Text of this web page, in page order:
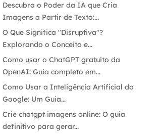
Descubra o Poder da IA que Cria
Imagens a Partir de Texto:...
O Que Significa "Disruptiva"?
Explorando o Conceito e...
Como usar o ChatGPT gratuito da
OpenAI: Guia completo em...
Como Usar a Inteligência Artificial do
Google: Um Guia...
Crie chatgpt imagens online: O guia
definitivo para gerar...